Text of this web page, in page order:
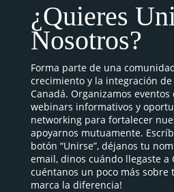
¿Quieres
Nosotros?
Forma parte de una
crecimiento y la integración
Canadá. Organizamos
webinars informativos y
networking para fortalecer
apoyarnos mutuamente.
botón “Unirse”, déjanos tu
email, dinos cuándo llegaste a
cuéntanos un poco más sobre
marca la diferencia!